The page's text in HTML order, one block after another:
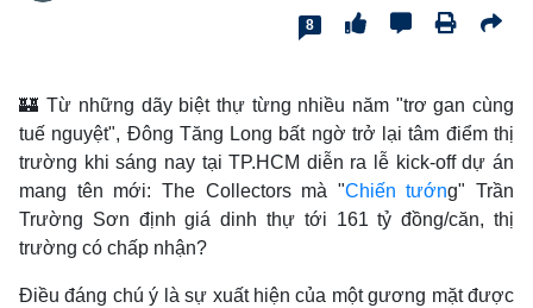
8
🏰 Từ những dãy biệt thự từng nhiều năm "trơ gan cùng
tuế nguyệt", Đông Tăng Long bất ngờ trở lại tâm điểm thị
trường khi sáng nay tại TP.HCM diễn ra lễ kick-off dự án
mang tên mới: The Collectors mà "Chiến tướng" Trần
Trường Sơn định giá dinh thự tới 161 tỷ đồng/căn, thị
trường có chấp nhận?
Điều đáng chú ý là sự xuất hiện của một gương mặt được